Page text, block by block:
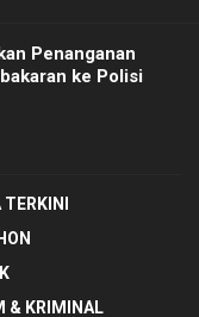
Penanganan
ke Polisi
& KRIMINAL